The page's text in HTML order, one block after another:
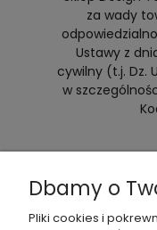
za wady
Ustawy z
cywilny (t.j. Dz.
w
Dbamy o
Pliki cookies i